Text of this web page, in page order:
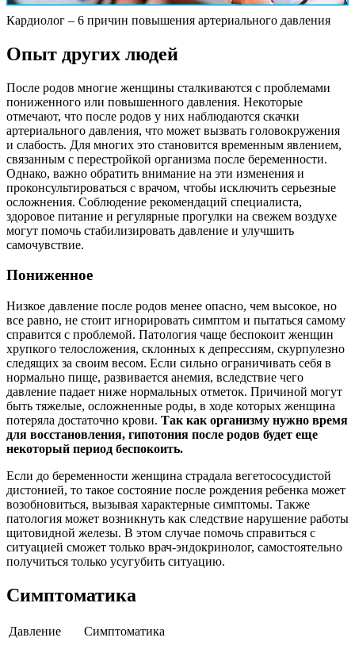
Кардиолог – 6 причин повышения артериального давления
Опыт других людей
После родов многие женщины сталкиваются с проблемами
пониженного или повышенного давления. Некоторые
отмечают, что после родов у них наблюдаются скачки
артериального давления, что может вызвать головокружения
и слабость. Для многих это становится временным явлением,
связанным с перестройкой организма после беременности.
Однако, важно обратить внимание на эти изменения и
проконсультироваться с врачом, чтобы исключить серьезные
осложнения. Соблюдение рекомендаций специалиста,
здоровое питание и регулярные прогулки на свежем воздухе
могут помочь стабилизировать давление и улучшить
самочувствие.
Пониженное
Низкое давление после родов менее опасно, чем высокое, но
все равно, не стоит игнорировать симптом и пытаться самому
справится с проблемой. Патология чаще беспокоит женщин
хрупкого телосложения, склонных к депрессиям, скурпулезно
следящих за своим весом. Если сильно ограничивать себя в
нормально пище, развивается анемия, вследствие чего
давление падает ниже нормальных отметок. Причиной могут
быть тяжелые, осложненные роды, в ходе которых женщина
потеряла достаточно крови. Так как организму нужно время
для восстановления, гипотония после родов будет еще
некоторый период беспокоить.
Если до беременности женщина страдала вегетососудистой
дистонией, то такое состояние после рождения ребенка может
возобновиться, вызывая характерные симптомы. Также
патология может возникнуть как следствие нарушение работы
щитовидной железы. В этом случае помочь справиться с
ситуацией сможет только врач-эндокринолог, самостоятельно
получиться только усугубить ситуацию.
Симптоматика
Давление Симптоматика